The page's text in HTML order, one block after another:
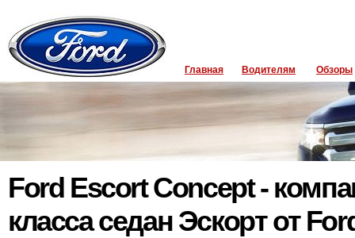
Главная Водителям Обзоры
Ford Escort Concept -
класса седан Эскорт от